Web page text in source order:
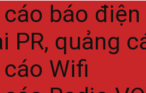
cáo báo
PR, quảng
Wifi